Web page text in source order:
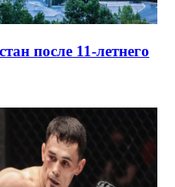
после 11-летнего